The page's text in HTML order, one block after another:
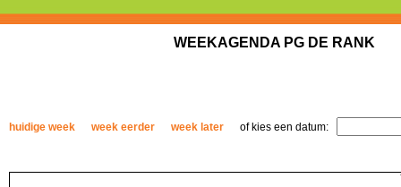
WEEKAGENDA PG DE RANK
huidige week week eerder week later of kies een datum: